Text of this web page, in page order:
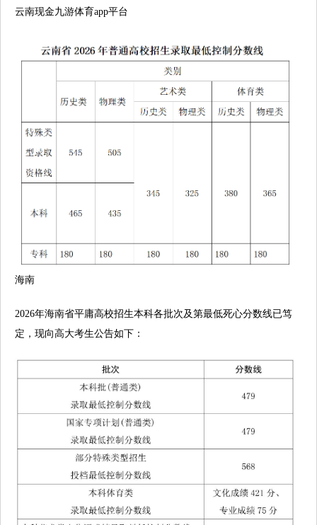
云南现金九游体育app平台
海南
2026年海南省平庸高校招生本科各批次及第最低死心分数线已笃
定，现向高大考生公告如下：